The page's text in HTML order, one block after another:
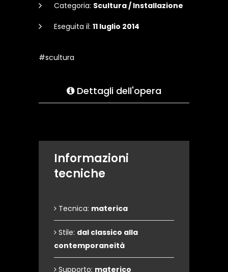
Categoria: Scultura / Installazione
Eseguita il: 11 luglio 2014
#scultura
Dettagli dell'opera
Informazioni
tecniche
Tecnica: materica
Stile: dal classico alla
contemporaneità
Supporto: materico